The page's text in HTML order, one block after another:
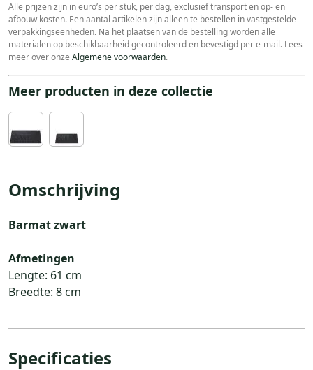
Alle prijzen zijn in euro’s per stuk, per dag, exclusief transport en op- en
afbouw kosten. Een aantal artikelen zijn alleen te bestellen in vastgestelde
verpakkingseenheden. Na het plaatsen van de bestelling worden alle
materialen op beschikbaarheid gecontroleerd en bevestigd per e-mail. Lees
meer over onze Algemene voorwaarden.
Meer producten in deze collectie
Omschrijving
Barmat zwart
Afmetingen
Lengte: 61 cm
Breedte: 8 cm
Specificaties